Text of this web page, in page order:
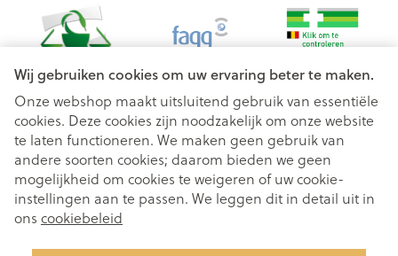
Wij gebruiken cookies om uw ervaring beter te maken.
Onze webshop maakt uitsluitend gebruik van essentiële
cookies. Deze cookies zijn noodzakelijk om onze website
te laten functioneren. We maken geen gebruik van
andere soorten cookies; daarom bieden we geen
mogelijkheid om cookies te weigeren of uw cookie-
instellingen aan te passen. We leggen dit in detail uit in
ons cookiebeleid
Juridische links